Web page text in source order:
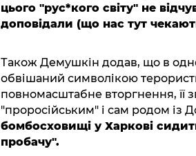
цього "рус*кого світу" не
доповідали (що нас тут
Також Демушкін додав, що в
обвішаний символікою
повномасштабне вторгнення, її
"проросійським" і сам родом із
бомбосховищі у Харкові
пробачу".